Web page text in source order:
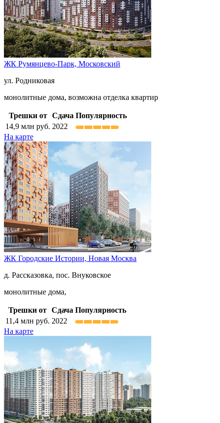
ЖК Румянцево-Парк, Московский
ул. Родниковая
монолитные дома, возможна отделка квартир
Трешки от Сдача Популярность
14,9 млн руб. 2022
На карте
ЖК Городские Истории, Новая Москва
д. Рассказовка, пос. Внуковское
монолитные дома,
Трешки от Сдача Популярность
11,4 млн руб. 2022
На карте